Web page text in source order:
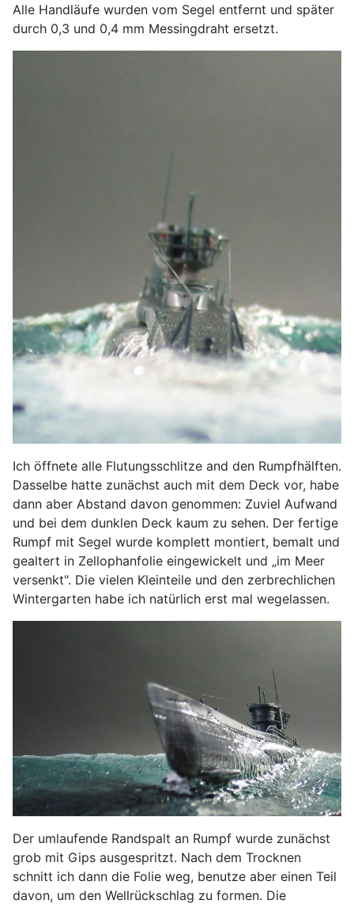
Alle Handläufe wurden vom Segel entfernt und später
durch 0,3 und 0,4 mm Messingdraht ersetzt.
Ich öffnete alle Flutungsschlitze and den Rumpfhälften.
Dasselbe hatte zunächst auch mit dem Deck vor, habe
dann aber Abstand davon genommen: Zuviel Aufwand
und bei dem dunklen Deck kaum zu sehen. Der fertige
Rumpf mit Segel wurde komplett montiert, bemalt und
gealtert in Zellophanfolie eingewickelt und „im Meer
versenkt". Die vielen Kleinteile und den zerbrechlichen
Wintergarten habe ich natürlich erst mal wegelassen.
Der umlaufende Randspalt an Rumpf wurde zunächst
grob mit Gips ausgespritzt. Nach dem Trocknen
schnitt ich dann die Folie weg, benutze aber einen Teil
davon, um den Wellrückschlag zu formen. Die